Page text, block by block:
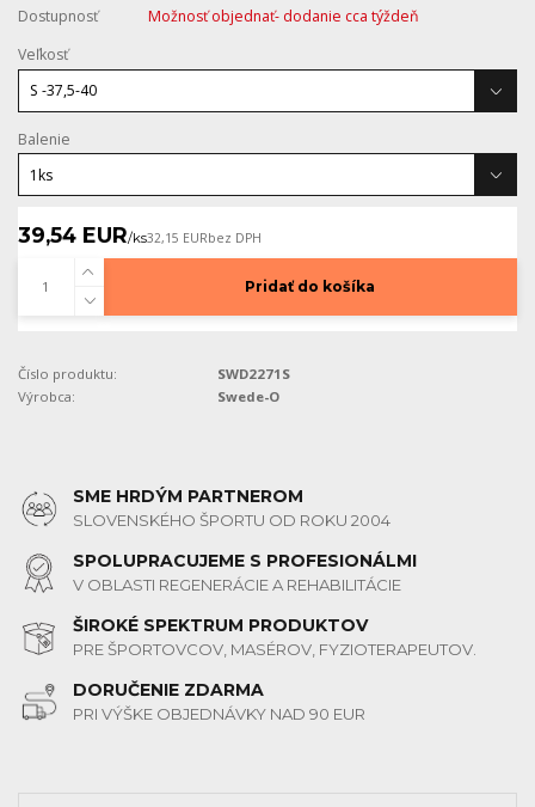
Dostupnosť
Možnosť objednať- dodanie cca týždeň
Veľkosť
Balenie
39,54 EUR/ks32,15 EURbez DPH
Pridať do košíka
Číslo produktu:
SWD2271S
Výrobca:
Swede-O
SME HRDÝM PARTNEROM
SLOVENSKÉHO ŠPORTU OD ROKU 2004
SPOLUPRACUJEME S PROFESIONÁLMI
V OBLASTI REGENERÁCIE A REHABILITÁCIE
ŠIROKÉ SPEKTRUM PRODUKTOV
PRE ŠPORTOVCOV, MASÉROV, FYZIOTERAPEUTOV.
DORUČENIE ZDARMA
PRI VÝŠKE OBJEDNÁVKY NAD 90 EUR